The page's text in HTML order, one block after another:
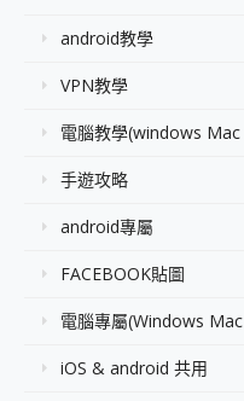
android教學
VPN教學
電腦教學(windows Mac
手遊攻略
android專屬
FACEBOOK貼圖
電腦專屬(Windows Mac
iOS & android 共用